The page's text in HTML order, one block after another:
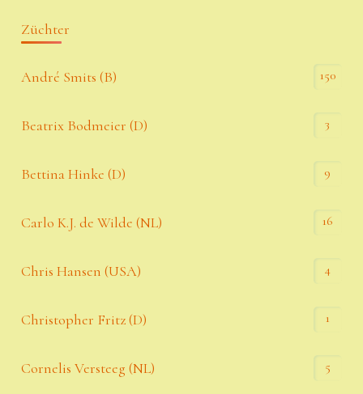
Züchter
André Smits (B) 150
Beatrix Bodmeier (D) 3
Bettina Hinke (D) 9
Carlo K.J. de Wilde (NL) 16
Chris Hansen (USA) 4
Christopher Fritz (D) 1
Cornelis Versteeg (NL) 5